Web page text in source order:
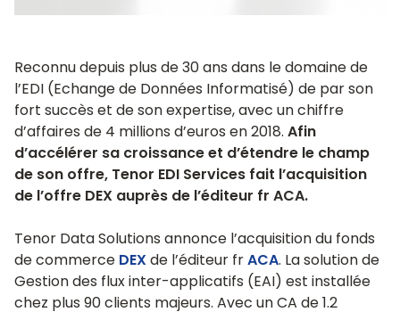
Reconnu depuis plus de 30 ans dans le domaine de
l’EDI (Echange de Données Informatisé) de par son
fort succès et de son expertise, avec un chiffre
d’affaires de 4 millions d’euros en 2018. Afin
d’accélérer sa croissance et d’étendre le champ
de son offre, Tenor EDI Services fait l’acquisition
de l’offre DEX auprès de l’éditeur fr ACA.
Tenor Data Solutions annonce l’acquisition du fonds
de commerce DEX de l’éditeur fr ACA. La solution de
Gestion des flux inter-applicatifs (EAI) est installée
chez plus 90 clients majeurs. Avec un CA de 1.2